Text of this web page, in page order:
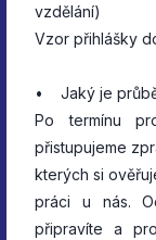
vzdělání)
Vzor přihlášky
• Jaký je
Po termínu
přistupujeme
kterých si
práci u nás.
připravíte a